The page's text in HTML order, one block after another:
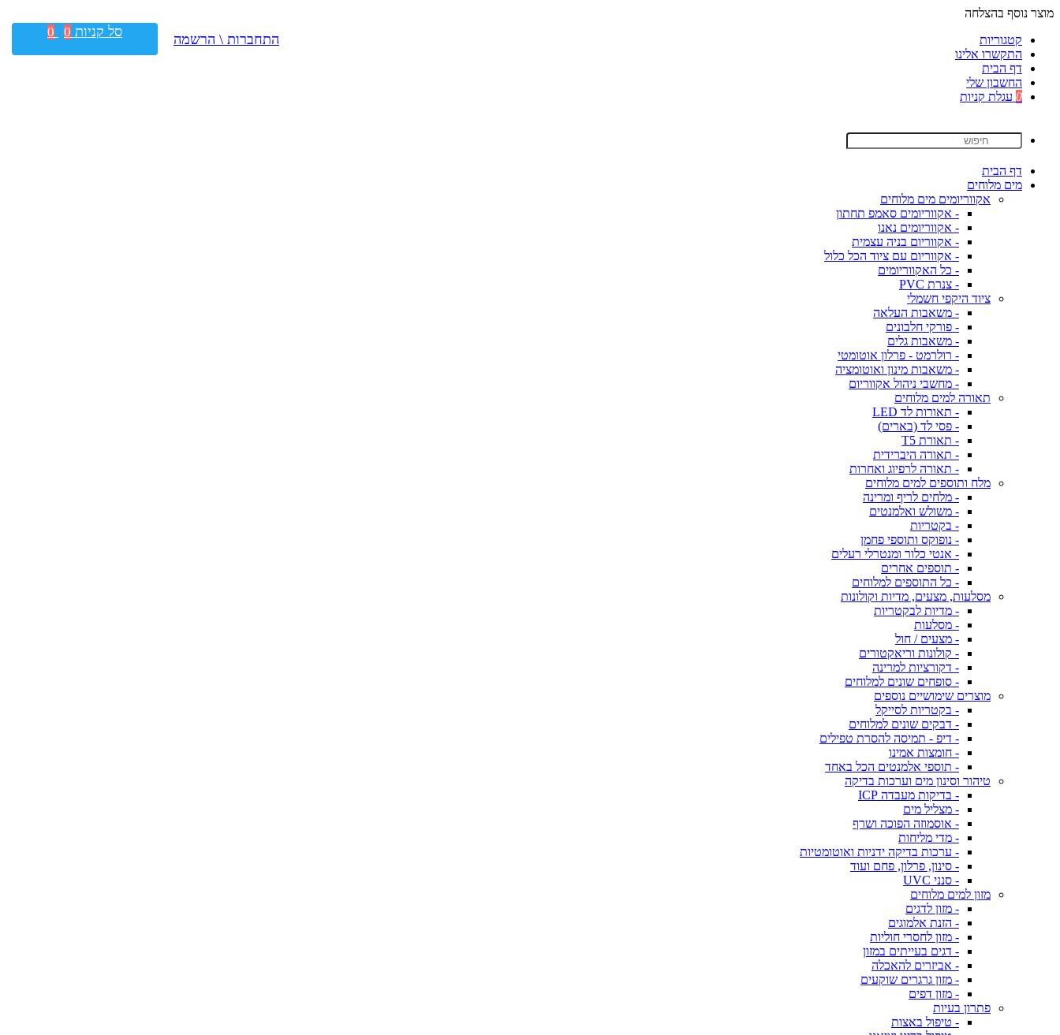
מוצר נוסף בהצלחה
קטגוריות
התקשרו אלינו
דף הבית
החשבון שלי
0 עגלת קניות
דף הבית
מים מלוחים
אקווריומים מים מלוחים
- אקווריומים סאמפ תחתון
- אקווריומים נאנו
- אקווריום בניה עצמית
- אקווריום עם ציוד הכל כלול
- כל האקווריומים
- צנרת PVC
ציוד היקפי חשמלי
- משאבות העלאה
- פורקי חלבונים
- משאבות גלים
- רולרמט - פרלון אוטומטי
- משאבות מינון ואוטומציה
- מחשבי ניהול אקווריום
תאורה למים מלוחים
- תאורות לד LED
- פסי לד (בארים)
- תאורת T5
- תאורה היברידית
- תאורה לרפיוג ואחרות
מלח ותוספים למים מלוחים
- מלחים לריף ומרינה
- משולש ואלמנטים
- בקטריות
- נופוקס ותוספי פחמן
- אנטי כלור ומנטרלי רעלים
- תוספים אחרים
- כל התוספים למלוחים
מסלעות, מצעים, מדיות וקולונות
- מדיות לבקטריות
- מסלעות
- מצעים / חול
- קולונות וריאקטורים
- דקורציות למרינה
- סופחים שונים למלוחים
מוצרים שימושיים נוספים
- בקטריות לסייקל
- דבקים שונים למלוחים
- דיפ - תמיסה להסרת טפילים
- חומצות אמינו
- תוספי אלמנטים הכל באחד
טיהור וסינון מים וערכות בדיקה
- בדיקות מעבדה ICP
- מצליל מים
- אוסמוזה הפוכה ושרף
- מדי מליחות
- ערכות בדיקה ידניות ואוטומטיות
- סינון, פרלון, פחם ועוד
- סנני UVC
מזון למים מלוחים
- מזון לדגים
- הזנת אלמוגים
- מזון לחסרי חוליות
- דגים בעייתים במזון
- אביזרים להאכלה
- מזון גרגרים שוקעים
- מזון דפים
פתרון בעיות
- טיפול באצות
התחברות \ הרשמה סל קניות 0
0